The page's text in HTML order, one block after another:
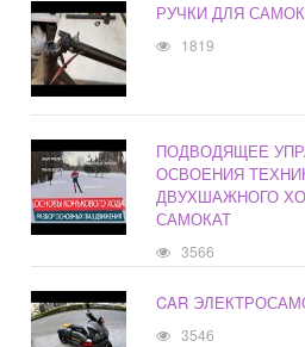
РУЧКИ ДЛЯ
1819
ПОДВОДЯЩЕЕ
ОСВОЕНИЯ
ДВУХШАЖНОГО
САМОКАТ
3566
CAR
3546